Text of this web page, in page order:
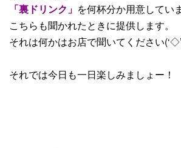
「裏ドリンク」 を何杯分か用意してい
こちらも聞かれたときに提供します。
それは何かはお店で聞いてください
それでは今日も一日楽しみましょー！